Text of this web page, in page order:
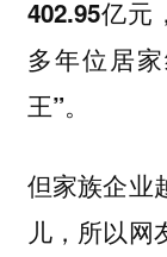
402.95亿元
多年位居
王”。
但家族企业
儿，所以网